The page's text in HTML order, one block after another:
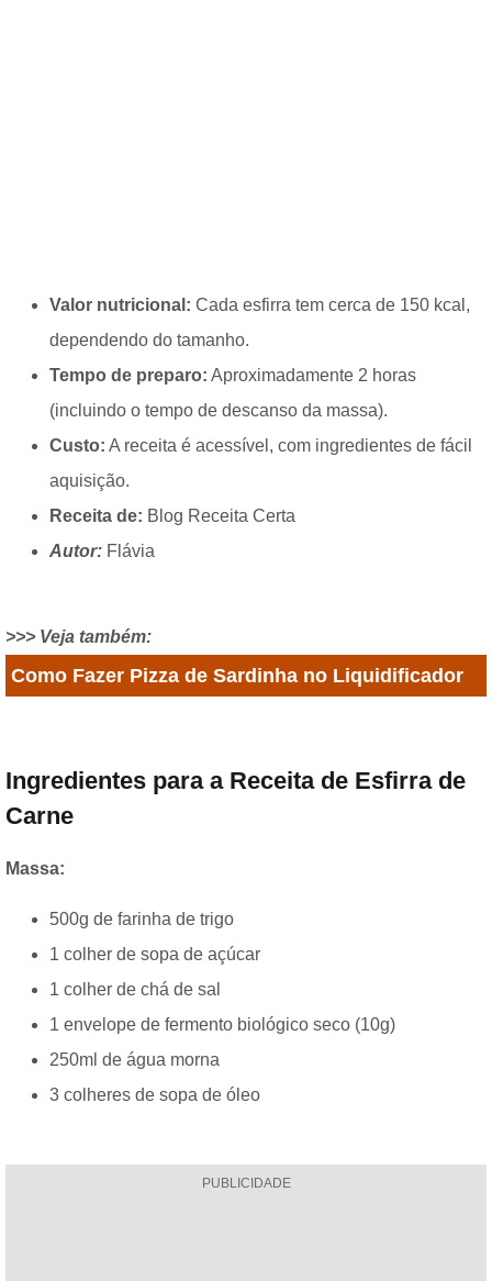
Valor nutricional: Cada esfirra tem cerca de 150 kcal,
dependendo do tamanho.
Tempo de preparo: Aproximadamente 2 horas
(incluindo o tempo de descanso da massa).
Custo: A receita é acessível, com ingredientes de fácil
aquisição.
Receita de: Blog Receita Certa
Autor: Flávia
>>> Veja também:
Como Fazer Pizza de Sardinha no Liquidificador
Ingredientes para a Receita de Esfirra de
Carne
Massa:
500g de farinha de trigo
1 colher de sopa de açúcar
1 colher de chá de sal
1 envelope de fermento biológico seco (10g)
250ml de água morna
3 colheres de sopa de óleo
PUBLICIDADE